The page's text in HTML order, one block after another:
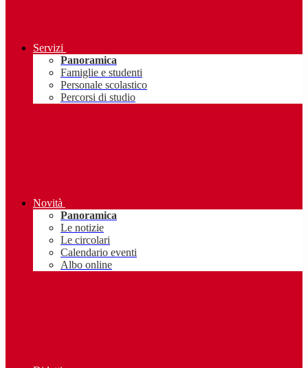
Servizi
Panoramica
Famiglie e studenti
Personale scolastico
Percorsi di studio
Novità
Panoramica
Le notizie
Le circolari
Calendario eventi
Albo online